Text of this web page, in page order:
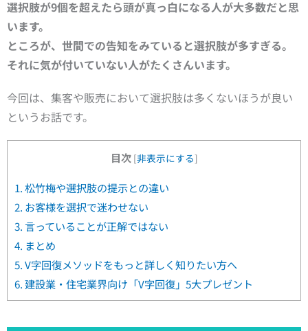
選択肢が9個を超えたら頭が真っ白になる人が大多数だと思
います。
ところが、世間での告知をみていると選択肢が多すぎる。
それに気が付いていない人がたくさんいます。
今回は、集客や販売において選択肢は多くないほうが良い
というお話です。
目次 [非表示にする]
1.松竹梅や選択肢の提示との違い
2. お客様を選択で迷わせない
3.言っていることが正解ではない
4. まとめ
5.V字回復メソッドをもっと詳しく知りたい方へ
6.建設業・住宅業界向け「V字回復」5大プレゼント